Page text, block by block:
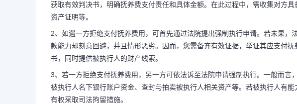
获取有效判决书，明确抚养费支付责任和具体金额。在此过程中，需收集对方具
资产证明等。
2、如遇一方拒绝支付抚养费用，可首先通过法院提出强制执行申请。若未果，
款能力却刻意回避，并且情形恶劣。因而，您需备齐有效证据，举证其应支付
书，同时提供被执行人的财产线索。
3、若一方拒绝支付抚养费用，另一方可依法诉至法院申请强制执行。一般而言
被执行人名下银行账户资金、查封与拍卖被执行人相关资产等。若被执行人有
有权采取司法拘留措施。
执行人民法...